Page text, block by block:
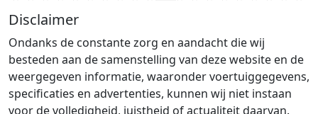
Disclaimer
Ondanks de constante zorg en aandacht die wij
besteden aan de samenstelling van deze website en de
weergegeven informatie, waaronder voertuiggegevens,
specificaties en advertenties, kunnen wij niet instaan
voor de volledigheid, juistheid of actualiteit daarvan.